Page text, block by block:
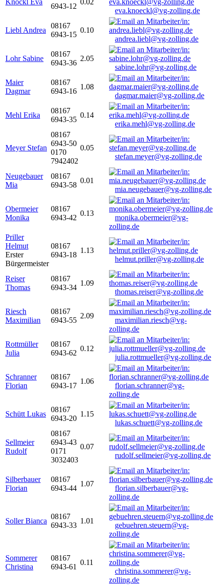
Knöckl Eva
6943-12
0.02
eva.knoeckl@vg-zolling.de
Liebl Andrea
08167
6943-15
0.10
andrea.liebl@vg-zolling.de
Lohr Sabine
08167
6943-36
2.05
sabine.lohr@vg-zolling.de
Maier
Dagmar
08167
6943-16
1.08
dagmar.maier@vg-zolling.de
Mehl Erika
08167
6943-35
0.14
erika.mehl@vg-zolling.de
Meyer Stefan
08167
6943-50
0170
7942402
0.05
stefan.meyer@vg-zolling.de
Neugebauer
Mia
08167
6943-58
0.01
mia.neugebauer@vg-zolling.de
Obermeier
Monika
08167
6943-42
0.13
monika.obermeier@vg-
zolling.de
Priller
Helmut
Erster
Bürgermeister
08167
6943-18
1.13
helmut.priller@vg-zolling.de
Reiser
Thomas
08167
6943-34
1.09
thomas.reiser@vg-zolling.de
Riesch
Maximilian
08167
6943-55
2.09
maximilian.riesch@vg-
zolling.de
Rottmüller
Julia
08167
6943-62
0.12
julia.rottmueller@vg-zolling.de
Schranner
Florian
08167
6943-17
1.06
florian.schranner@vg-
zolling.de
Schütt Lukas
08167
6943-20
1.15
lukas.schuett@vg-zolling.de
Sellmeier
Rudolf
08167
6943-43
0171
3032403
0.07
rudolf.sellmeier@vg-zolling.de
Silberbauer
Florian
08167
6943-44
1.07
florian.silberbauer@vg-
zolling.de
Soller Bianca
08167
6943-33
1.01
gebuehren.steuern@vg-
zolling.de
Sommerer
Christina
08167
6943-61
0.11
christina.sommerer@vg-
zolling.de